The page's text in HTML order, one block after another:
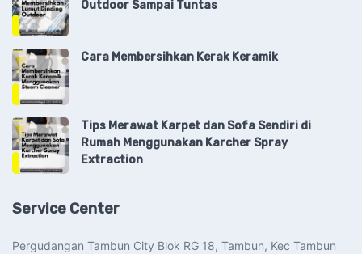
Outdoor Sampai Tuntas
Cara Membersihkan Kerak Keramik
Tips Merawat Karpet dan Sofa Sendiri di
Rumah Menggunakan Karcher Spray
Extraction
Service Center
Pergudangan Tambun City Blok RG 18, Tambun, Kec Tambun